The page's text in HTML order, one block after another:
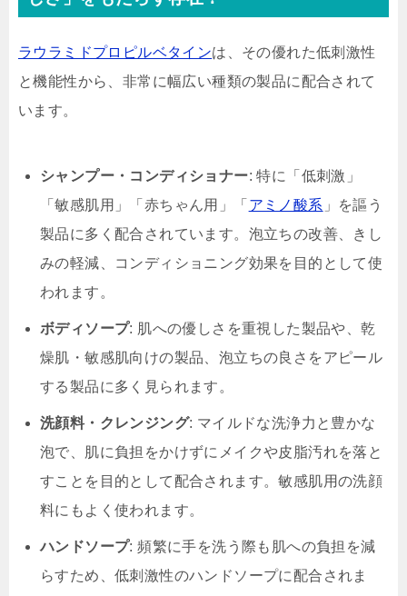
ラウラミドプロピルベタインは、その優れた低刺激性
と機能性から、非常に幅広い種類の製品に配合されて
います。
シャンプー・コンディショナー: 特に「低刺激」
「敏感肌用」「赤ちゃん用」「 アミノ酸系 」を謳う
製品に多く配合されています。泡立ちの改善、きし
みの軽減、コンディショニング効果を目的として使
われます。
ボディソープ: 肌への優しさを重視した製品や、乾
燥肌・敏感肌向けの製品、泡立ちの良さをアピール
する製品に多く見られます。
洗顔料・クレンジング: マイルドな洗浄力と豊かな
泡で、肌に負担をかけずにメイクや皮脂汚れを落と
すことを目的として配合されます。敏感肌用の洗顔
料にもよく使われます。
ハンドソープ: 頻繁に手を洗う際も肌への負担を減
らすため、低刺激性のハンドソープに配合されま